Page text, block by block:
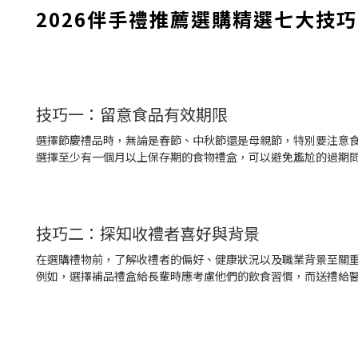
2026伴手禮推薦選購精選七大技巧
技巧一：留意食品有效期限
選擇節慶禮品時，無論是春節、中秋節還是母親節，特別要注意
選擇至少有一個月以上保存期的食物禮盒，可以避免尷尬的過期
技巧二：探知收禮者喜好與背景
在選購禮物前，了解收禮者的偏好、健康狀況以及職業背景至關
例如，選擇補品禮盒給長輩時應考慮他們的飲食習慣，而送禮給